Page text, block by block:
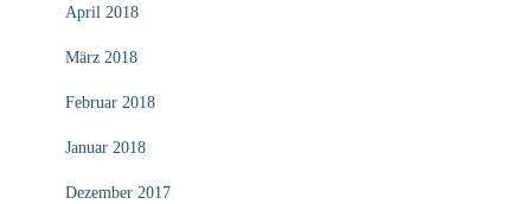
April 2018
März 2018
Februar 2018
Januar 2018
Dezember 2017